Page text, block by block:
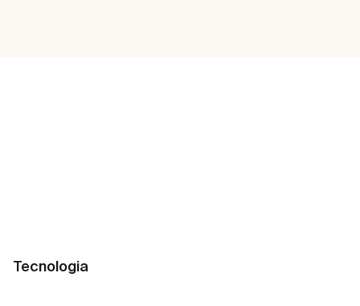
Tecnologia